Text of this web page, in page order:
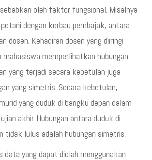
oleh faktor fungsional. Misalnya
dengan kerbau pembajak, antara
dosen. Kehadiran dosen yang diiringi
mahasiswa memperlihatkan hubungan
yang terjadi secara kebetulan juga
yang simetris. Secara kebetulan,
yang duduk di bangku depan dalam
akhir. Hubungan antara duduk di
tidak lulus adalah hubungan simetris.
data yang dapat diolah menggunakan